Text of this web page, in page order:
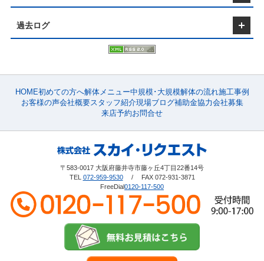
過去ログ
HOME初めての方へ解体メニュー中規模･大規模解体の流れ施工事例
お客様の声会社概要スタッフ紹介現場ブログ補助金協力会社募集
来店予約お問合せ
〒583-0017 大阪府藤井寺市藤ヶ丘4丁目22番14号
TEL 072-959-9530/ FAX 072-931-3871
FreeDial0120-117-500